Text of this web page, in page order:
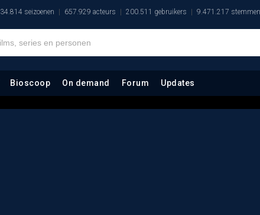
34.814 seizoenen 657.929 acteurs 200.511 gebruikers 9.471.217 stemmen
Bioscoop On demand Forum Updates